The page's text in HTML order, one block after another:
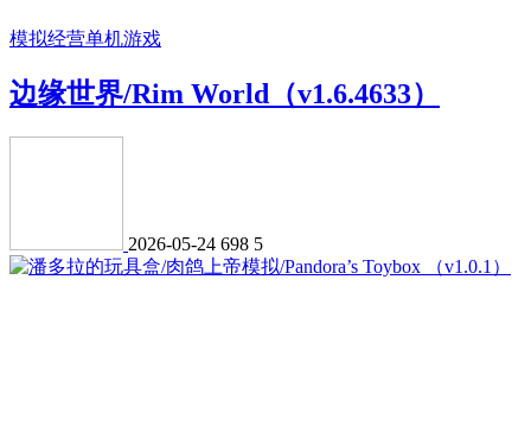
模拟经营单机游戏
边缘世界/Rim World（v1.6.4633）
2026-05-24 698 5